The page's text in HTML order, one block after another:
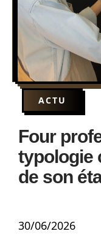
ACTU
Four
typologie
de son
30/06/2026